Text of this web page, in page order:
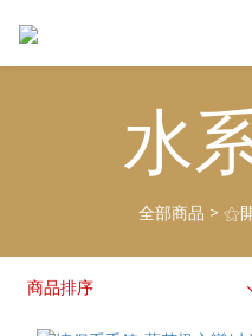
水
全部商品 > ⚝
商品排序